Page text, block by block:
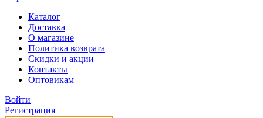
Каталог
Доставка
О магазине
Политика возврата
Скидки и акции
Контакты
Оптовикам
Войти
Регистрация